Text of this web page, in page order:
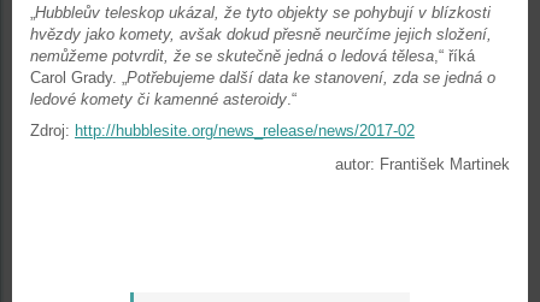
„Hubbleův teleskop ukázal, že tyto objekty se pohybují v blízkosti
hvězdy jako komety, avšak dokud přesně neurčíme jejich složení,
nemůžeme potvrdit, že se skutečně jedná o ledová tělesa,“ říká
Carol Grady. „Potřebujeme další data ke stanovení, zda se jedná o
ledové komety či kamenné asteroidy.“
Zdroj: http://hubblesite.org/news_release/news/2017-02
autor: František Martinek